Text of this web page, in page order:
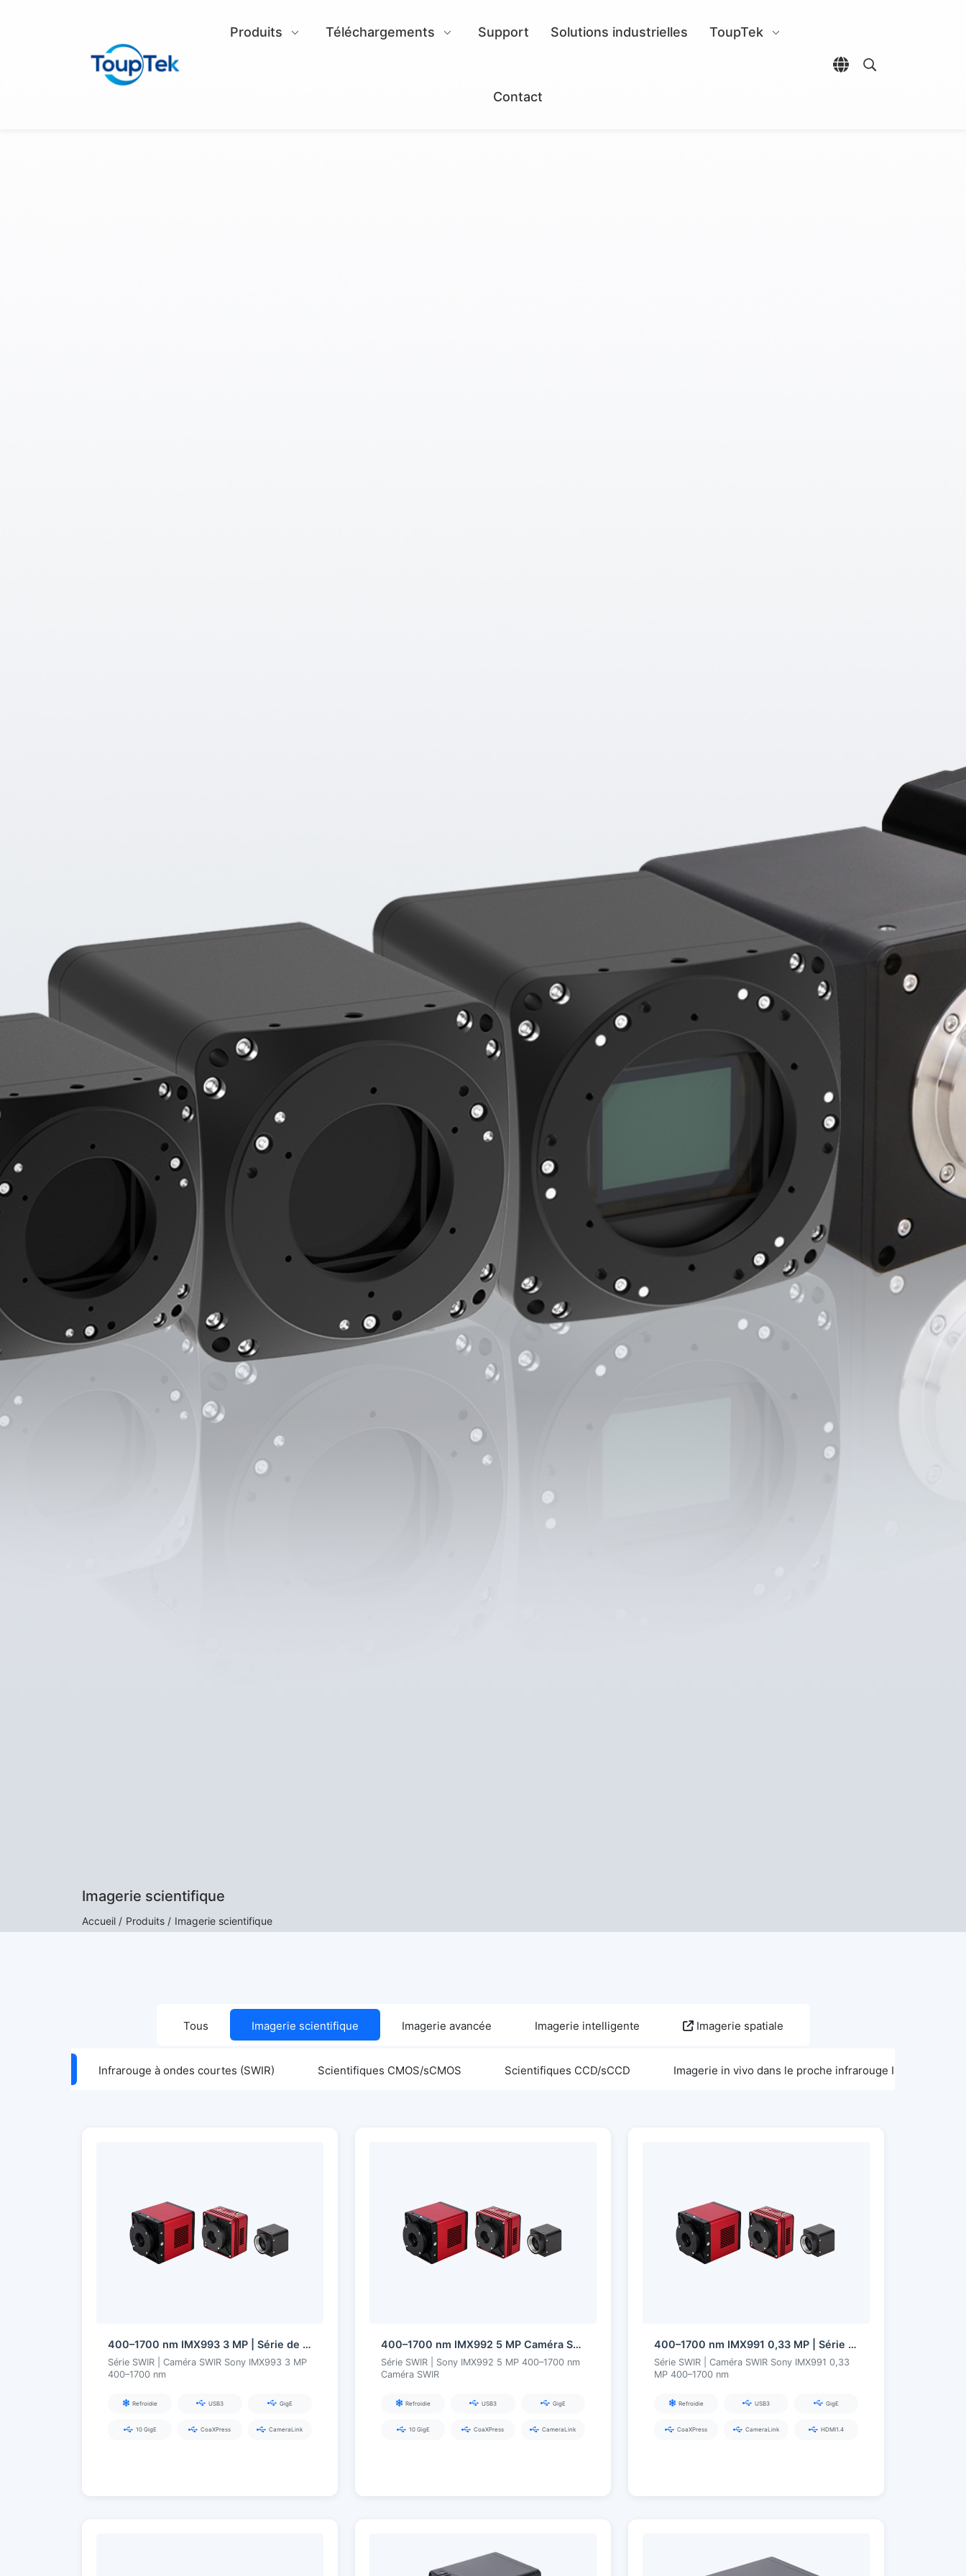
Produits Téléchargements Support Solutions industrielles ToupTek
Contact
Ouvrir le sélecteur
Ouvrir la
Imagerie scientifique
Accueil / Produits / Imagerie scientifique
Tous Imagerie scientifique Imagerie avancée Imagerie intelligente Imagerie spatiale
Infrarouge à ondes courtes (SWIR) Scientifiques CMOS/sCMOS Scientifiques CCD/sCCD Imagerie in vivo dans le proche infrarouge II (sNIRII)
400–1700 nm IMX993 3 MP | Série de caméras SWIR InGaAs
Série SWIR | Caméra SWIR Sony IMX993 3 MP
400–1700 nm
Refroidie USB3 GigE
10 GigE CoaXPress CameraLink
400–1700 nm IMX992 5 MP Caméra SWIR série InGaAs
Série SWIR | Sony IMX992 5 MP 400–1700 nm
Caméra SWIR
Refroidie USB3 GigE
10 GigE CoaXPress CameraLink
400–1700 nm IMX991 0,33 MP | Série de caméras SWIR InGaAs
Série SWIR | Caméra SWIR Sony IMX991 0,33
MP 400–1700 nm
Refroidie USB3 GigE
CoaXPress CameraLink HDMI1.4